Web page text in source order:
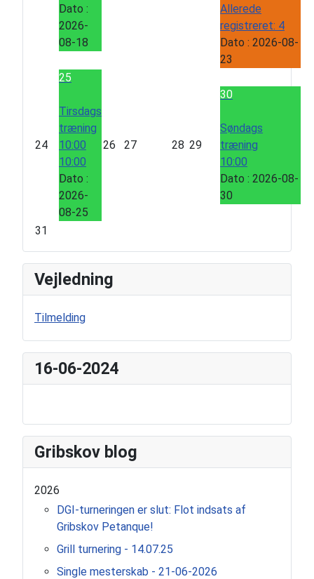
Dato :
2026-
08-18
Allerede
registreret: 4
Dato : 2026-08-
23
24
25
Tirsdags
træning
10:00
10:00
Dato :
2026-
08-25
26 27 28 29
30
Søndags
træning
10:00
Dato : 2026-08-
30
31
Vejledning
Tilmelding
16-06-2024
Gribskov blog
2026
DGI-turneringen er slut: Flot indsats af
Gribskov Petanque!
Grill turnering - 14.07.25
Single mesterskab - 21-06-2026